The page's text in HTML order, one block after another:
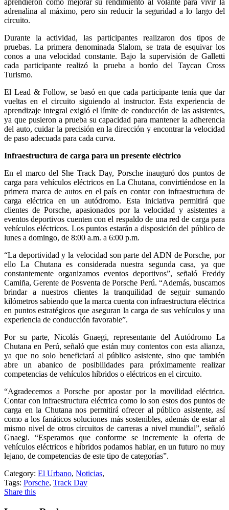
adrenalina al máximo, pero sin reducir la seguridad a lo largo del
circuito.
Durante la actividad, las participantes realizaron dos tipos de
pruebas. La primera denominada Slalom, se trata de esquivar los
conos a una velocidad constante. Bajo la supervisión de Galletti
cada participante realizó la prueba a bordo del Taycan Cross
Turismo.
El Lead & Follow, se basó en que cada participante tenía que dar
vueltas en el circuito siguiendo al instructor. Esta experiencia de
aprendizaje integral exigió el límite de conducción de las asistentes,
ya que pusieron a prueba su capacidad para mantener la adherencia
del auto, cuidar la precisión en la dirección y encontrar la velocidad
de paso adecuada para cada curva.
Infraestructura de carga para un presente eléctrico
En el marco del She Track Day, Porsche inauguró dos puntos de
carga para vehículos eléctricos en La Chutana, convirtiéndose en la
primera marca de autos en el país en contar con infraestructura de
carga eléctrica en un autódromo. Esta iniciativa permitirá que
clientes de Porsche, apasionados por la velocidad y asistentes a
eventos deportivos cuenten con el respaldo de una red de carga para
vehículos eléctricos. Los puntos estarán a disposición del público de
lunes a domingo, de 8:00 a.m. a 6:00 p.m.
“La deportividad y la velocidad son parte del ADN de Porsche, por
ello La Chutana es considerada nuestra segunda casa, ya que
constantemente organizamos eventos deportivos”, señaló Freddy
Camiña, Gerente de Posventa de Porsche Perú. “Además, buscamos
brindar a nuestros clientes la tranquilidad de seguir sumando
kilómetros sabiendo que la marca cuenta con infraestructura eléctrica
en puntos estratégicos que aseguran la carga de sus vehículos y una
experiencia de conducción favorable”.
Por su parte, Nicolás Gnaegi, representante del Autódromo La
Chutana en Perú, señaló que están muy contentos con esta alianza,
ya que no solo beneficiará al público asistente, sino que también
abre un abanico de posibilidades para próximamente realizar
competencias de vehículos híbridos o eléctricos en el circuito.
“Agradecemos a Porsche por apostar por la movilidad eléctrica.
Contar con infraestructura eléctrica como lo son estos dos puntos de
carga en la Chutana nos permitirá ofrecer al público asistente, así
como a los fanáticos soluciones más sostenibles, además de estar al
mismo nivel de otros circuitos de carreras a nivel mundial”, señaló
Gnaegi. “Esperamos que conforme se incremente la oferta de
vehículos eléctricos e híbridos podamos hablar, en un futuro no muy
lejano, de competencias de este tipo de categorías”.
Category: El Urbano, Noticias,
Tags: Porsche, Track Day
Share this